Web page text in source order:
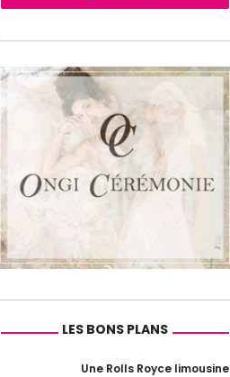
LES BONS PLANS
Une Rolls Royce limousine